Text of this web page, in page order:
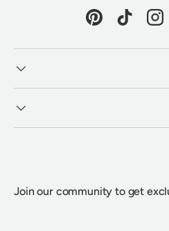
Instagram
TikTok
Pinterest
Join our community to get